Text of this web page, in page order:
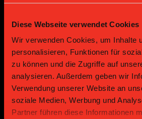
Diese Webseite verwendet Cookies
Wir verwenden Cookies, um Inhalte
personalisieren, Funktionen für
zu können und die Zugriffe auf
analysieren. Außerdem geben wir
Verwendung unserer Website an
soziale Medien, Werbung und
Partner führen diese Informationen